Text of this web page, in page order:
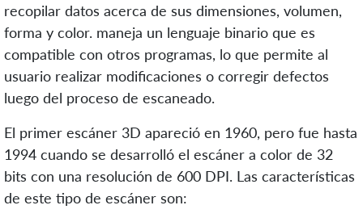
recopilar datos acerca de sus dimensiones, volumen,
forma y color. maneja un lenguaje binario que es
compatible con otros programas, lo que permite al
usuario realizar modificaciones o corregir defectos
luego del proceso de escaneado.
El primer escáner 3D apareció en 1960, pero fue hasta
1994 cuando se desarrolló el escáner a color de 32
bits con una resolución de 600 DPI. Las características
de este tipo de escáner son: